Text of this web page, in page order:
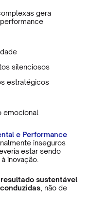
gera
silenciosos
estratégicos
emocional
e Performance
inseguros
estar sendo
inovação.
resultado sustentável
, não de